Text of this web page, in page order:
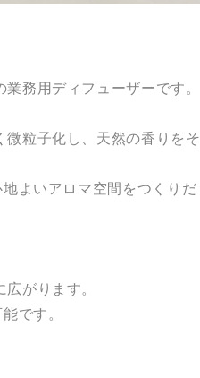
務用ディフューザーです。
粒子化し、天然の香りをそ
よいアロマ空間をつくりだ
がります。
です。